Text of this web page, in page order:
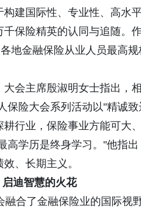
国际性、专业性、高水
保险精英的认同与追随。
地金融保险从业人员最高
主席殷淑明女士指出，
保险大会系列活动以"精诚
行业，保险事业方能可大
高学历是终身学习。"他指
、长期主义。
迪智慧的火花
了金融保险业的国际视